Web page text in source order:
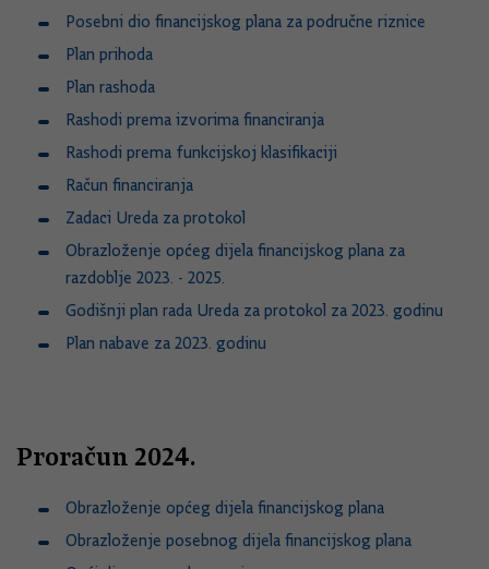
Posebni dio financijskog plana za područne riznice
Plan prihoda
Plan rashoda
Rashodi prema izvorima financiranja
Rashodi prema funkcijskoj klasifikaciji
Račun financiranja
Zadaci Ureda za protokol
Obrazloženje općeg dijela financijskog plana za
razdoblje 2023. - 2025.
Godišnji plan rada Ureda za protokol za 2023. godinu
Plan nabave za 2023. godinu
Proračun 2024.
Obrazloženje općeg dijela financijskog plana
Obrazloženje posebnog dijela financijskog plana